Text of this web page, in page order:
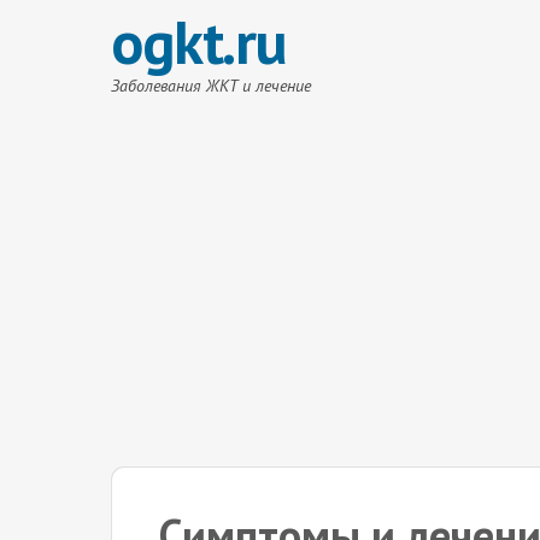
ogkt.ru
Заболевания ЖКТ и лечение